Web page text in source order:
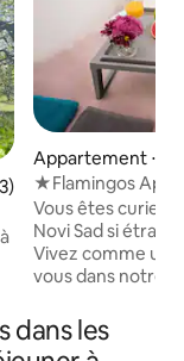
moyenne sur la
Appartement ⋅
★Flamingos
Vous êtes
Novi Sad si
Vivez comme un
vous dans notre
Novi Sad. Nous avons maintenu l'histoire
vivante tout en
dans les